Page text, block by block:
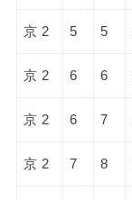
京 2 5 5
京 2 6 6
京 2 6 7
京 2 7 8